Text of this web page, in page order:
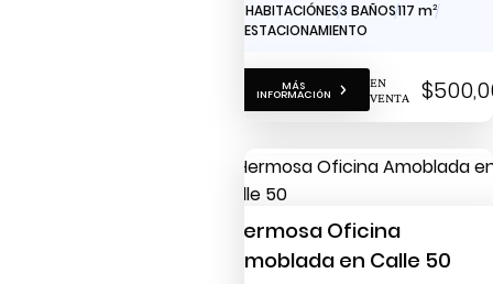
0 HABITACIÓNES3 BAÑOS117 m2
2 ESTACIONAMIENTO
MÁS
INFORMACIÓN
EN
VENTA
Hermosa Oficina
Amoblada en Calle 50